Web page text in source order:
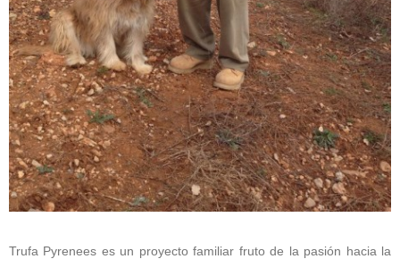
Trufa Pyrenees es un proyecto familiar fruto de la pasión hacia la